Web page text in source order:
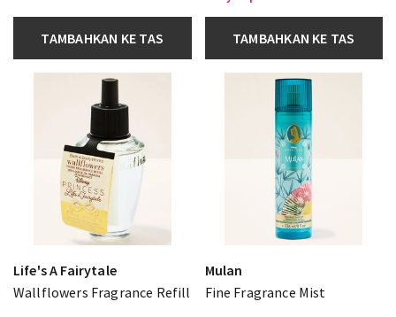
TAMBAHKAN KE TAS TAMBAHKAN KE TAS
Life's A Fairytale
Wallflowers Fragrance Refill
Mulan
Fine Fragrance Mist